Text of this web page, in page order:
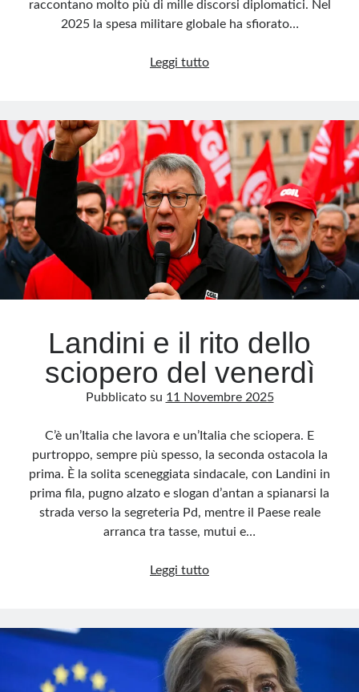
raccontano molto più di mille discorsi diplomatici. Nel
2025 la spesa militare globale ha sfiorato…
Leggi tuttoIl
riarma:
record
storico
nel
2025
Landini e il rito dello
sciopero del venerdì
Pubblicato su 11 Novembre 2025
C’è un’Italia che lavora e un’Italia che sciopera. E
purtroppo, sempre più spesso, la seconda ostacola la
prima. È la solita sceneggiata sindacale, con Landini in
prima fila, pugno alzato e slogan d’antan a spianarsi la
strada verso la segreteria Pd, mentre il Paese reale
arranca tra tasse, mutui e…
Leggi tuttoLandini
rito
dello
sciopero
del